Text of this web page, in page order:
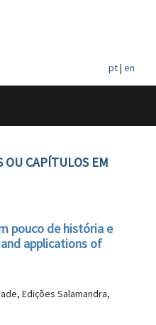
pt| en
OU CAPÍTULOS EM
pouco de história e
applications of
Edições Salamandra,